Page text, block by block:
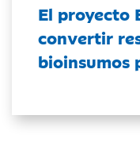
El proyecto
convertir
bioinsumos